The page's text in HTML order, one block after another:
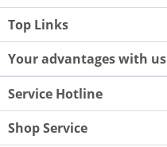
Top Links
Your advantages with us
Service Hotline
Shop Service